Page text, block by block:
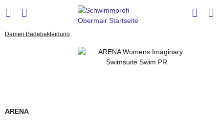
Damen Badebekleidung
ARENA